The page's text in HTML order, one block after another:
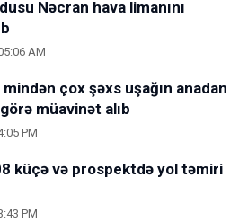
Nəcran hava limanını
AM
çox şəxs uşağın anadan
müavinət alıb
PM
küçə və prospektdə yol təmiri
PM